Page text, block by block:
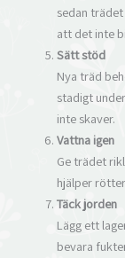
sedan
att det inte
Sätt stöd
Nya träd
stadigt
inte skaver.
Vattna igen
Ge trädet
hjälper
Täck jorden
Lägg ett
bevara